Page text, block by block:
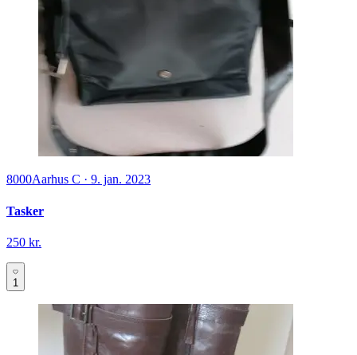
8000Aarhus C · 9. jan. 2023
Tasker
250 kr.
1